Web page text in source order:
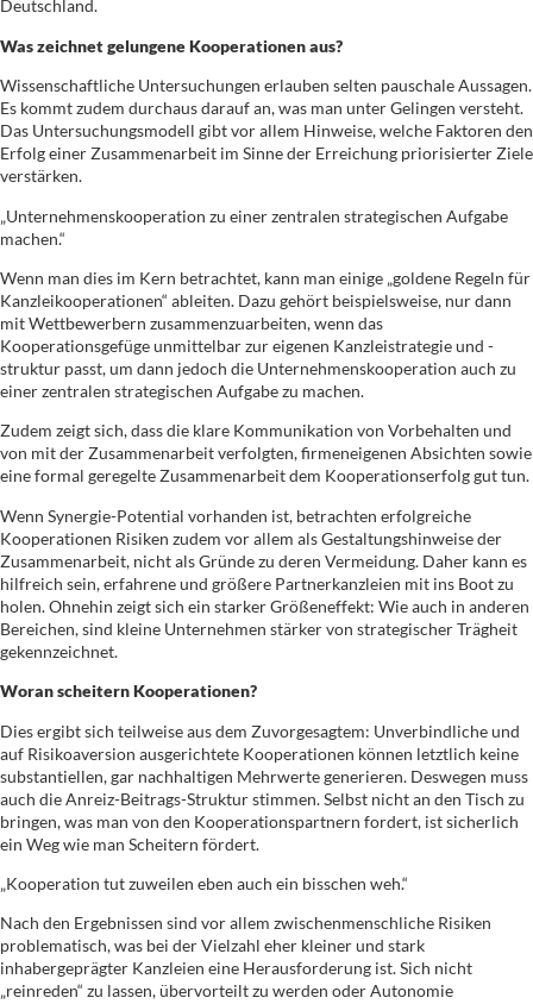
Deutschland.
Was zeichnet gelungene Kooperationen aus?
Wissenschaftliche Untersuchungen erlauben selten pauschale Aussagen.
Es kommt zudem durchaus darauf an, was man unter Gelingen versteht.
Das Untersuchungsmodell gibt vor allem Hinweise, welche Faktoren den
Erfolg einer Zusammenarbeit im Sinne der Erreichung priorisierter Ziele
verstärken.
„Unternehmenskooperation zu einer zentralen strategischen Aufgabe
machen.“
Wenn man dies im Kern betrachtet, kann man einige „goldene Regeln für
Kanzleikooperationen“ ableiten. Dazu gehört beispielsweise, nur dann
mit Wettbewerbern zusammenzuarbeiten, wenn das
Kooperationsgefüge unmittelbar zur eigenen Kanzleistrategie und -
struktur passt, um dann jedoch die Unternehmenskooperation auch zu
einer zentralen strategischen Aufgabe zu machen.
Zudem zeigt sich, dass die klare Kommunikation von Vorbehalten und
von mit der Zusammenarbeit verfolgten, firmeneigenen Absichten sowie
eine formal geregelte Zusammenarbeit dem Kooperationserfolg gut tun.
Wenn Synergie-Potential vorhanden ist, betrachten erfolgreiche
Kooperationen Risiken zudem vor allem als Gestaltungshinweise der
Zusammenarbeit, nicht als Gründe zu deren Vermeidung. Daher kann es
hilfreich sein, erfahrene und größere Partnerkanzleien mit ins Boot zu
holen. Ohnehin zeigt sich ein starker Größeneffekt: Wie auch in anderen
Bereichen, sind kleine Unternehmen stärker von strategischer Trägheit
gekennzeichnet.
Woran scheitern Kooperationen?
Dies ergibt sich teilweise aus dem Zuvorgesagtem: Unverbindliche und
auf Risikoaversion ausgerichtete Kooperationen können letztlich keine
substantiellen, gar nachhaltigen Mehrwerte generieren. Deswegen muss
auch die Anreiz-Beitrags-Struktur stimmen. Selbst nicht an den Tisch zu
bringen, was man von den Kooperationspartnern fordert, ist sicherlich
ein Weg wie man Scheitern fördert.
„Kooperation tut zuweilen eben auch ein bisschen weh.“
Nach den Ergebnissen sind vor allem zwischenmenschliche Risiken
problematisch, was bei der Vielzahl eher kleiner und stark
inhabergeprägter Kanzleien eine Herausforderung ist. Sich nicht
„reinreden“ zu lassen, übervorteilt zu werden oder Autonomie